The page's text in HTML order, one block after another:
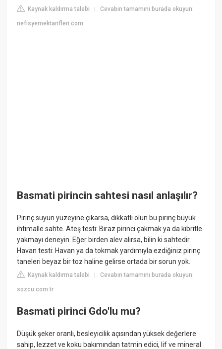
Kaynak kaldırma talebi |Cevabın tamamını burada okuyun:
nefisyemektarifleri.com
Basmati pirincin sahtesi nasıl anlaşılır?
Pirinç suyun yüzeyine çıkarsa, dikkatli olun bu pirinç büyük
ihtimalle sahte. Ateş testi: Biraz pirinci çakmak ya da kibritle
yakmayı deneyin. Eğer birden alev alırsa, bilin ki sahtedir.
Havan testi: Havan ya da tokmak yardımıyla ezdiğiniz pirinç
taneleri beyaz bir toz haline gelirse ortada bir sorun yok.
Kaynak kaldırma talebi |Cevabın tamamını burada okuyun:
sozcu.com.tr
Basmati pirinci Gdo'lu mu?
Düşük şeker oranlı, besleyicilik açısından yüksek değerlere
sahip, lezzet ve koku bakımından tatmin edici, lif ve mineral